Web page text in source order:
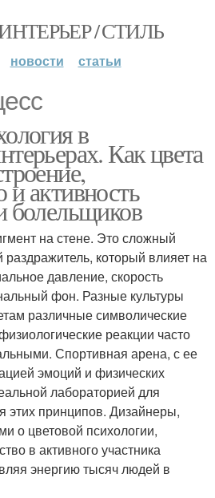
/ СТИЛЬ
новости статьи
в
Как цвета
активность
болельщиков
на стене. Это сложный
раздражитель, который влияет на
давление, скорость
фон. Разные культуры
различные символические
реакции часто
Спортивная арена, с ее
эмоций и физических
лабораторией для
этих принципов. Дизайнеры,
о цветовой психологии,
в активного участника
энергию тысяч людей в